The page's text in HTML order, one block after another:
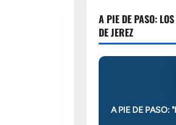
A PIE DE PASO:
DE JEREZ